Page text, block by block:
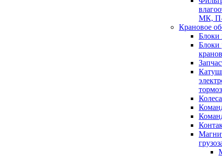
МК,
Крановое
Блоки
Блоки